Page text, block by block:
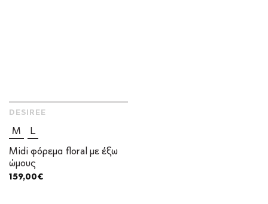
M
L
Midi φόρεμα floral με έξω
ώμους
DESIREE
159,00€